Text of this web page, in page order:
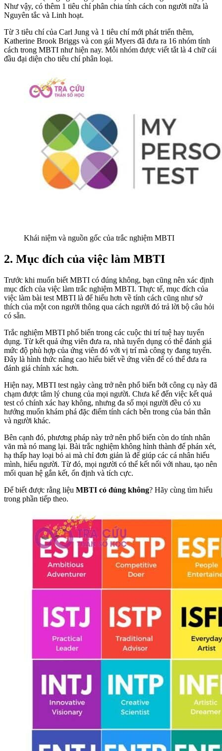
Như vậy, có thêm 1 tiêu chí phân chia tính cách con người nữa là
Nguyên tắc và Linh hoạt.
Từ 3 tiêu chí của Carl Jung và 1 tiêu chí mới phát triển thêm,
Katherine Brook Briggs và con gái Myers đã đưa ra 16 nhóm tính
cách trong MBTI như hiện nay. Mỗi nhóm được viết tắt là 4 chữ cái
đầu đại diện cho tiêu chí phân loại.
Khái niệm và nguồn gốc của trắc nghiệm MBTI
2. Mục đích của việc làm MBTI
Trước khi muốn biết MBTI có đúng không, bạn cũng nên xác định
mục đích của việc làm trắc nghiệm MBTI. Thực tế, mục đích của
việc làm bài test MBTI là để hiểu hơn về tính cách cũng như sở
thích của một con người thông qua cách người đó trả lời bộ câu hỏi
có sẵn.
Trắc nghiệm MBTI phổ biến trong các cuộc thi trí tuệ hay tuyển
dụng. Từ kết quả ứng viên đưa ra, nhà tuyển dụng có thể đánh giá
mức độ phù hợp của ứng viên đó với vị trí mà công ty đang tuyển.
Đây là hình thức nâng cao hiểu biết về ứng viên để có thể đưa ra
đánh giá chính xác hơn.
Hiện nay, MBTI test ngày càng trở nên phổ biến bởi công cụ này đã
chạm được tâm lý chung của mọi người. Chưa kể đến việc kết quả
test có chính xác hay không, nhưng đa số mọi người đều có xu
hướng muốn khám phá đặc điểm tính cách bên trong của bản thân
và người khác.
Bên cạnh đó, phương pháp này trở nên phổ biến còn do tính nhân
văn mà nó mang lại. Bài trắc nghiệm không hình thành để phán xét,
hạ thấp hay loại bỏ ai mà chỉ đơn giản là để giúp các cá nhân hiểu
mình, hiểu người. Từ đó, mọi người có thể kết nối với nhau, tạo nên
mối quan hệ gắn kết, ổn định và tích cực.
Để biết được rằng liệu MBTI có đúng không? Hãy cùng tìm hiểu
trong phần tiếp theo.